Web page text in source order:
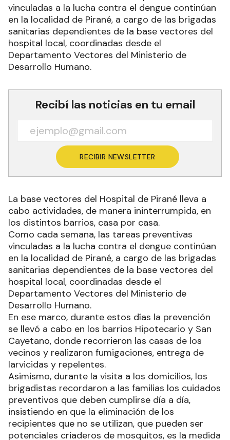
Como cada semana, las tareas preventivas
vinculadas a la lucha contra el dengue continúan
en la localidad de Pirané, a cargo de las brigadas
sanitarias dependientes de la base vectores del
Desarrollo Humano.
Recibí las noticias en tu email
RECIBIR NEWSLETTER
La base vectores del Hospital de Pirané lleva a
cabo actividades, de manera ininterrumpida, en
los distintos barrios, casa por casa.
Como cada semana, las tareas preventivas
vinculadas a la lucha contra el dengue continúan
en la localidad de Pirané, a cargo de las brigadas
sanitarias dependientes de la base vectores del
hospital local, coordinadas desde el
Departamento Vectores del Ministerio de
Desarrollo Humano.
En ese marco, durante estos días la prevención
se llevó a cabo en los barrios Hipotecario y San
Cayetano, donde recorrieron las casas de los
vecinos y realizaron fumigaciones, entrega de
larvicidas y repelentes.
Asimismo, durante la visita a los domicilios, los
brigadistas recordaron a las familias los cuidados